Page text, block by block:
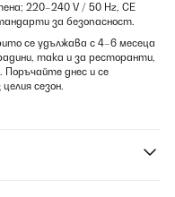
220–240 V / 50 Hz, CE
за безопасност.
се удължава с 4–6 месеца
така и за ресторанти,
Поръчайте днес и се
сезон.